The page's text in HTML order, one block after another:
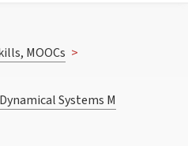
MOOCs >
Systems M